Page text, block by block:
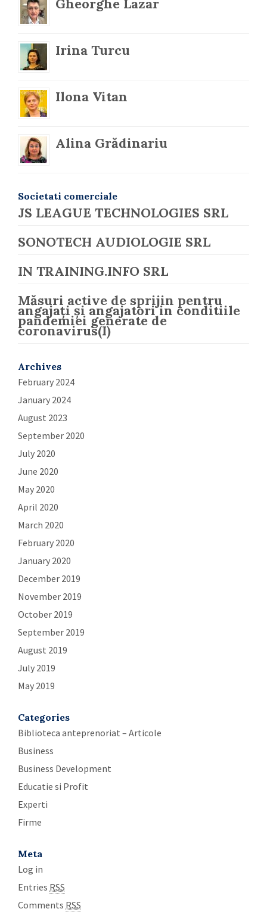
Gheorghe Lazar
Irina Turcu
Ilona Vitan
Alina Grădinariu
Societati comerciale
JS LEAGUE TECHNOLOGIES SRL
SONOTECH AUDIOLOGIE SRL
IN TRAINING.INFO SRL
Măsuri active de sprijin pentru
angajați și angajatori in conditiile
pandemiei generate de
coronavirus(I)
Archives
February 2024
January 2024
August 2023
September 2020
July 2020
June 2020
May 2020
April 2020
March 2020
February 2020
January 2020
December 2019
November 2019
October 2019
September 2019
August 2019
July 2019
May 2019
Categories
Biblioteca anteprenoriat – Articole
Business
Business Development
Educatie si Profit
Experti
Firme
Meta
Log in
Entries RSS
Comments RSS